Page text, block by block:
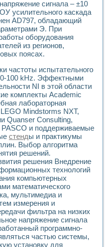
переходных процессов
при разработке обучающих
тренажеров путем
и защиты ускорителя
и управления процессом
газовой среды специальной
обеспечения с
NATIONAL INSTRUMENTS
термотрансферной
исследований на базе
иммитанса для исследова¬ния
переходных процессов
электрических переходных
сварных швов на базе
с применением
и эффективности систем
и учебные стенды
стенда по измерению
комплексы для
исследования нелинейных
приборов в процесе
ELECTRONICS WORKBENCH-
по дисциплине «Цифровые
по ИНС на основе LabVIEW
по основам теории коммутации
LabVIEW для создания
сигнала – ±10
усилительного каскада
AD797, обладающий
Э. При
оборудования
из регионов,
поясах.
частоты испытательного
100 kHz. Эффектными
NI в этой области
комплекты Academic
лабораторная
Mindstorms NXT,
Quanser Consulting,
PASCO и поддерживаемые
стенды и практикумы
Выбор алгоритма
решений.
решения Внедрение
технологий
компьютерных
математического
мультимедиа и
измерения и
фильтра на низких
напряжение сигнала
программно-
частью системы,
установку для